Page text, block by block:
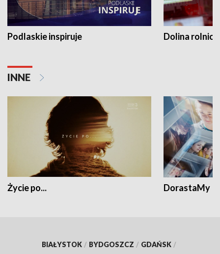
Podlaskie inspiruje Dolina
INNE
Życie po... DorastaMy
BIAŁYSTOK / BYDGOSZCZ / GDAŃSK /